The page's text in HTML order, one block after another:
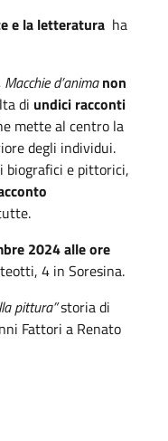
e la letteratura ha
Macchie d’anima non
di undici racconti
mette al centro la
degli individui.
biografici e pittorici,
2024 alle ore
4 in Soresina.
pittura”storia di
Fattori a Renato